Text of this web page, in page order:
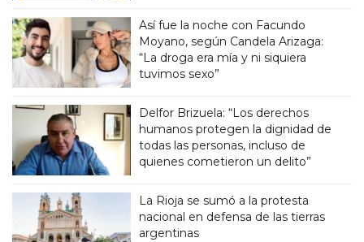
Así fue la noche con Facundo
Moyano, según Candela Arizaga:
“La droga era mía y ni siquiera
tuvimos sexo”
Delfor Brizuela: “Los derechos
humanos protegen la dignidad de
todas las personas, incluso de
quienes cometieron un delito”
La Rioja se sumó a la protesta
nacional en defensa de las tierras
argentinas